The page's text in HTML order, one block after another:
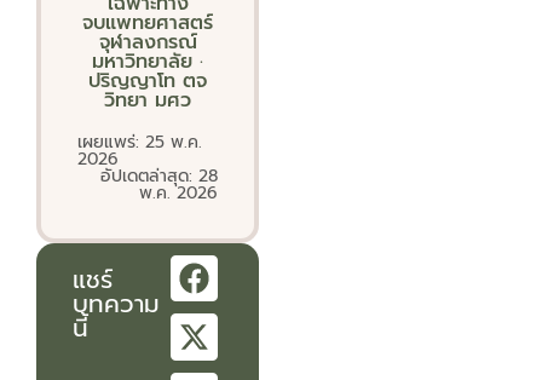
จบแพทยศาสตร์
จุฬาลงกรณ์
มหาวิทยาลัย ·
ปริญญาโท ตจ
วิทยา มศว
เผยแพร่: 25 พ.ค.
2026
อัปเดตล่าสุด: 28
พ.ค. 2026
แชร์
บทความ
นี้